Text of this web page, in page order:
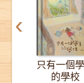
‹
只有一個
的學校